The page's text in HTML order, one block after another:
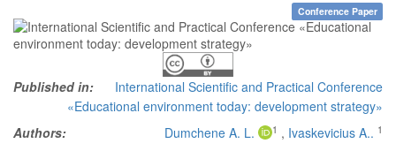
Conference Paper
Published in:
International Scientific and Practical Conference
«Educational environment today: development strategy»
Authors:
Dumchene A. L. 1 , Ivaskevicius A.. 1